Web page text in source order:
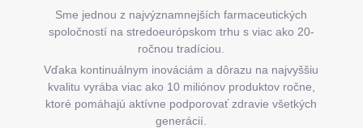
Sme jednou z najvýznamnejších farmaceutických
spoločností na stredoeurópskom trhu s viac ako 20-
ročnou tradíciou.
Vďaka kontinuálnym inováciám a dôrazu na najvyššiu
kvalitu vyrába viac ako 10 miliónov produktov ročne,
ktoré pomáhajú aktívne podporovať zdravie všetkých
generácií.